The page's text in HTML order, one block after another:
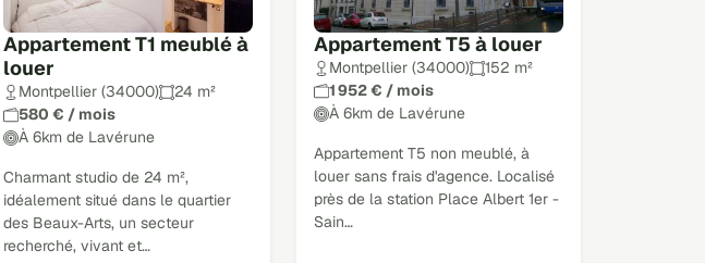
Appartement T1 meublé à
louer
Montpellier (34000)
24 m²
580 € / mois
À 6km de Lavérune
Charmant studio de 24 m²,
idéalement situé dans le quartier
des Beaux-Arts, un secteur
recherché, vivant et…
Appartement T5 à louer
Montpellier (34000)
152 m²
1 952 € / mois
À 6km de Lavérune
Appartement T5 non meublé, à
louer sans frais d'agence. Localisé
près de la station Place Albert 1er -
Sain…